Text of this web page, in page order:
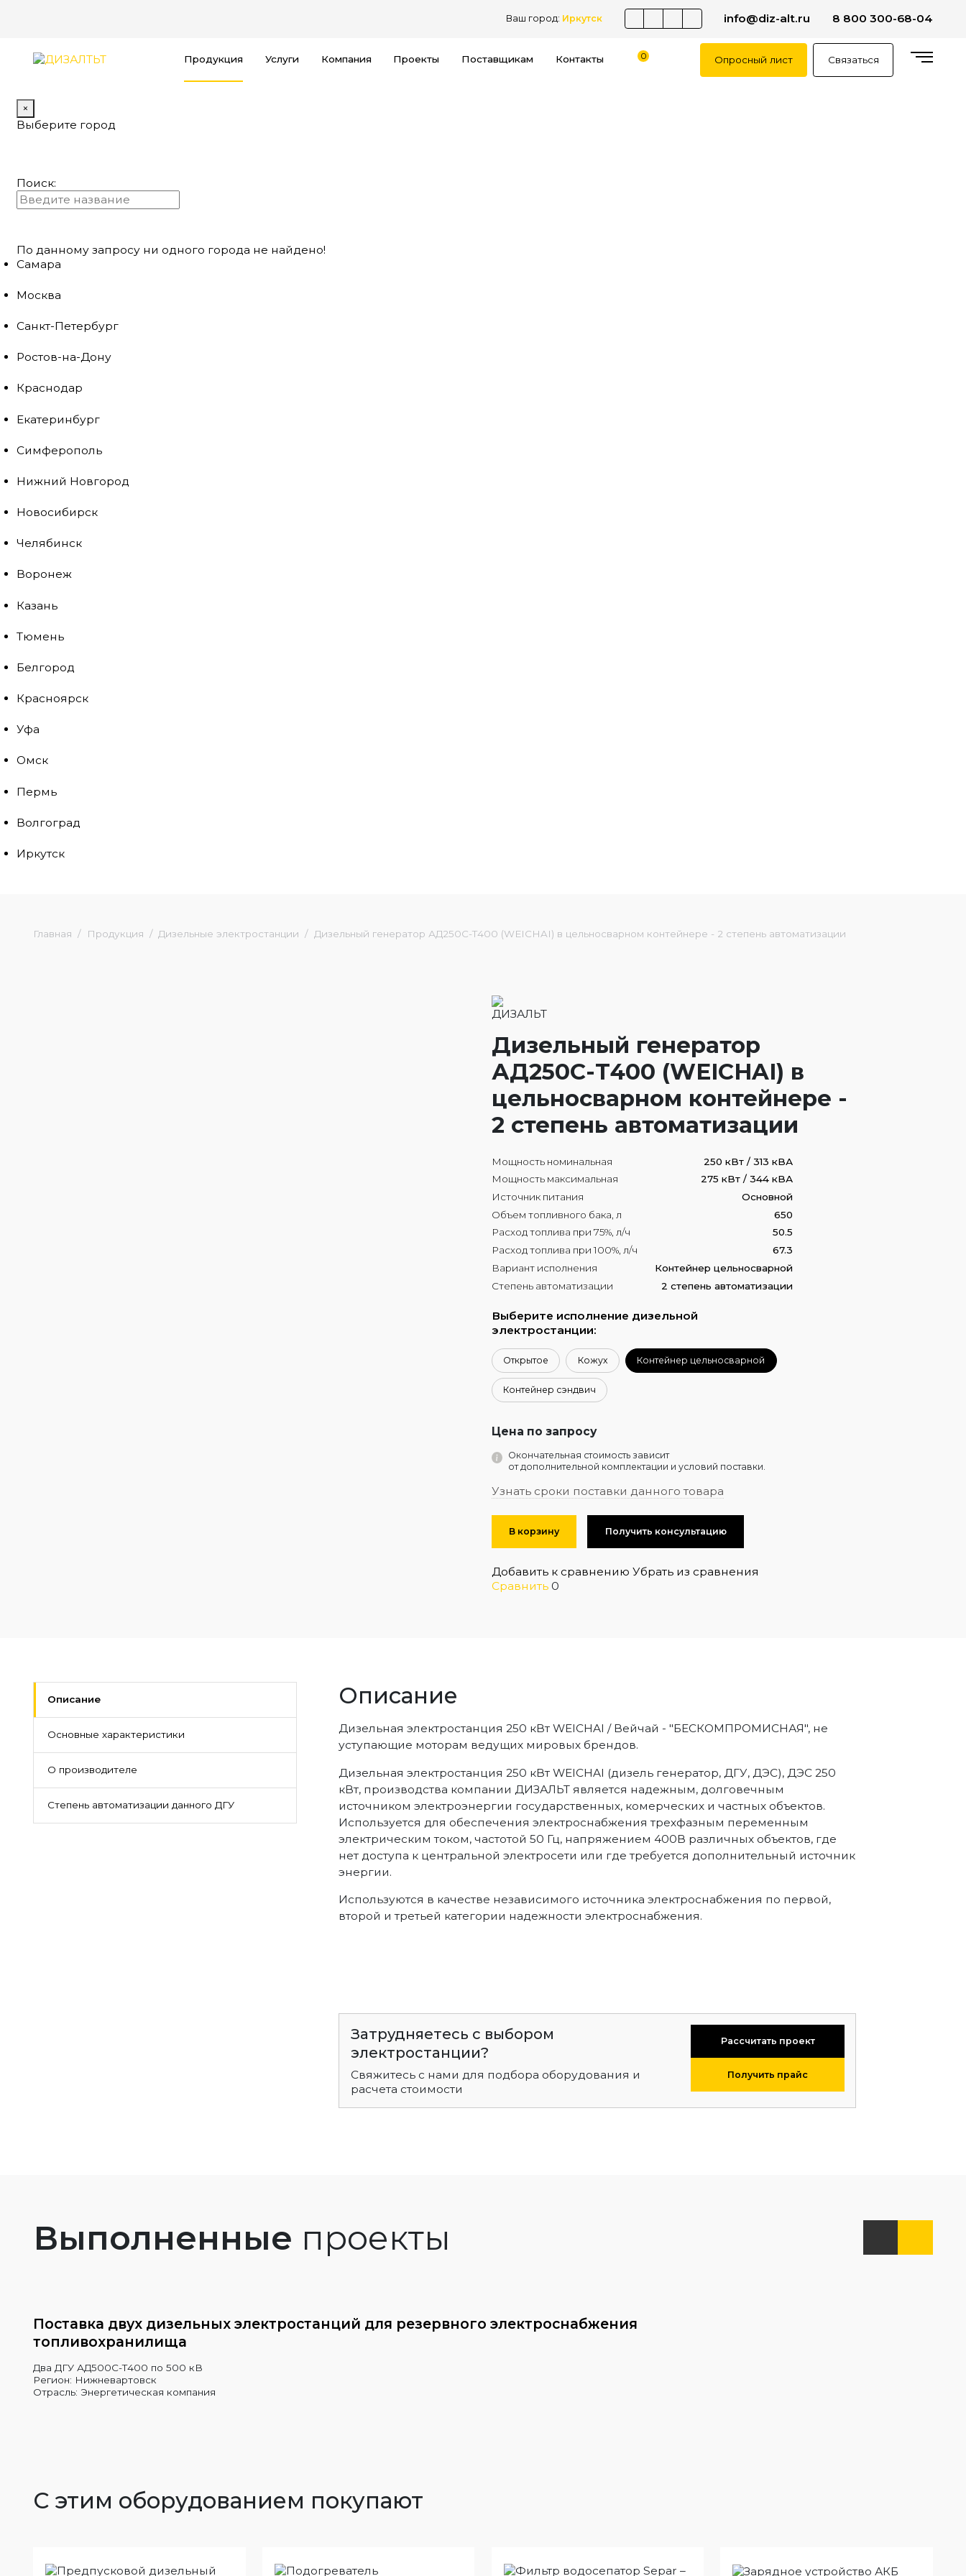
Ваш город: Иркутск info@diz-alt.ru 8 800 300-68-04
Продукция Услуги Компания Проекты Поставщикам Контакты 0 Опросный лист Связаться
×
Выберите город
Поиск:
По данному запросу ни одного города не найдено!
Самара
Москва
Санкт-Петербург
Ростов-на-Дону
Краснодар
Екатеринбург
Симферополь
Нижний Новгород
Новосибирск
Челябинск
Воронеж
Казань
Тюмень
Белгород
Красноярск
Уфа
Омск
Пермь
Волгоград
Иркутск
Главная Продукция Дизельные электростанции Дизельный генератор АД250С-Т400 (WEICHAI) в цельносварном контейнере - 2 степень автоматизации
Дизельный генератор
АД250С-Т400 (WEICHAI) в
цельносварном контейнере -
2 степень автоматизации
Мощность номинальная
250 кВт / 313 кВА
Мощность максимальная
275 кВт / 344 кВА
Источник питания
Основной
Объем топливного бака, л
650
Расход топлива при 75%, л/ч
50.5
Расход топлива при 100%, л/ч
67.3
Вариант исполнения
Контейнер цельносварной
Степень автоматизации
2 степень автоматизации
Выберите исполнение дизельной
электростанции:
Открытое Кожух Контейнер цельносварной
Контейнер сэндвич
Цена по запросу
Окончательная стоимость зависит
от дополнительной комплектации и условий поставки.
Узнать сроки поставки данного товара
В корзину Получить консультацию
Добавить к сравнению Убрать из сравнения
Сравнить 0
Описание
Основные характеристики
О производителе
Степень автоматизации данного ДГУ
Описание
Дизельная электростанция 250 кВт WEICHAI / Вейчай - "БЕСКОМПРОМИСНАЯ", не
уступающие моторам ведущих мировых брендов.
Дизельная электростанция 250 кВт WEICHAI (дизель генератор, ДГУ, ДЭС), ДЭС 250
кВт, производства компании ДИЗАЛЬТ является надежным, долговечным
источником электроэнергии государственных, комерческих и частных объектов.
Используется для обеспечения электроснабжения трехфазным переменным
электрическим током, частотой 50 Гц, напряжением 400В различных объектов, где
нет доступа к центральной электросети или где требуется дополнительный источник
энергии.
Используются в качестве независимого источника электроснабжения по первой,
второй и третьей категории надежности электроснабжения.
Затрудняетесь с выбором
электростанции?
Свяжитесь с нами для подбора оборудования и
расчета стоимости
Рассчитать проект
Получить прайс
Выполненные проекты
Поставка двух дизельных электростанций для резервного электроснабжения
топливохранилища
Два ДГУ АД500С-Т400 по 500 кВ
Регион: Нижневартовск
Отрасль: Энергетическая компания
С этим оборудованием покупают